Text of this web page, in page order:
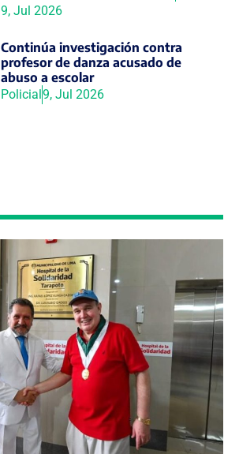
9, Jul 2026
Continúa investigación contra
profesor de danza acusado de
abuso a escolar
Policial9, Jul 2026